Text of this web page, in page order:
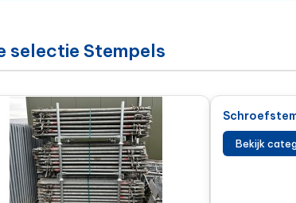
selectie Stempels
Bekijk